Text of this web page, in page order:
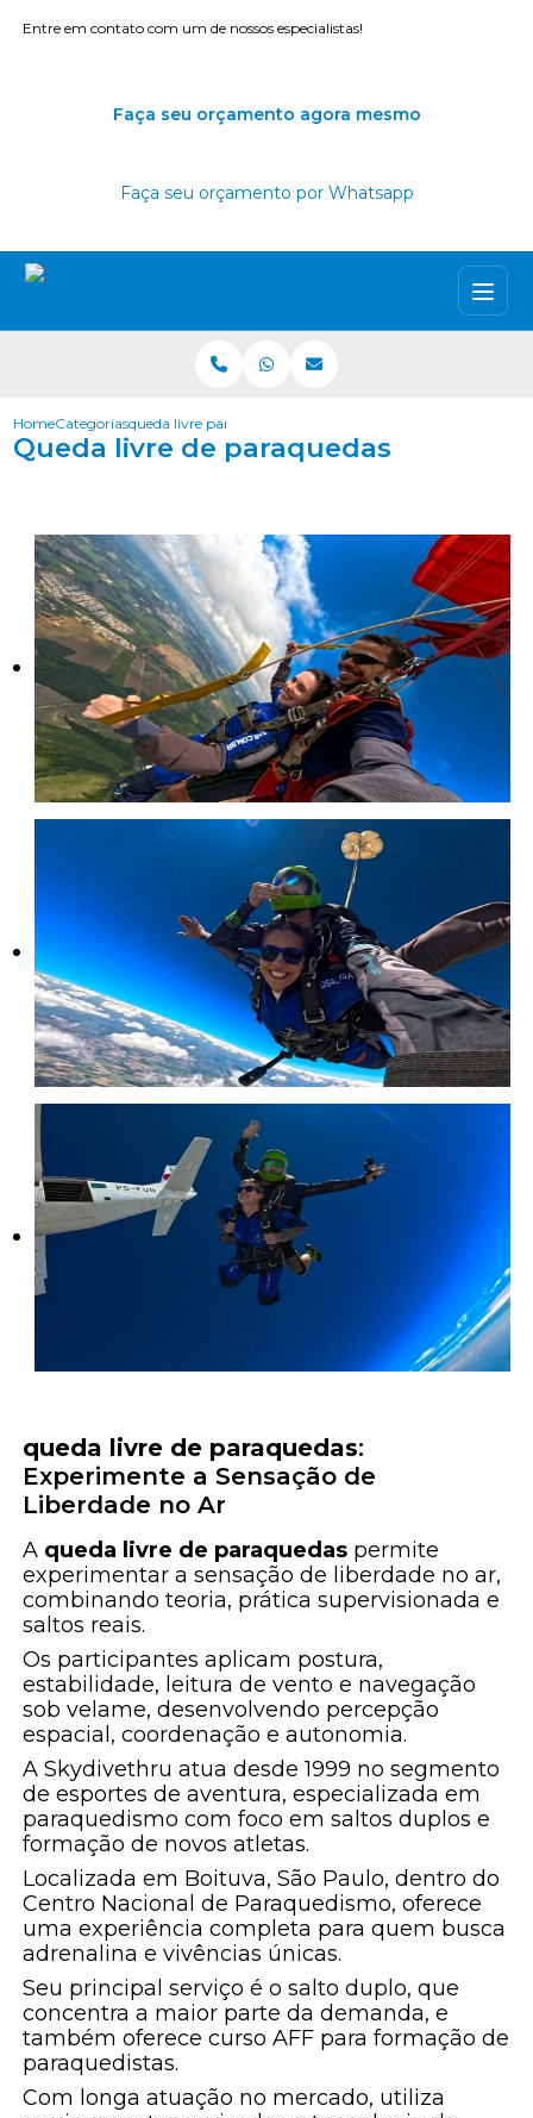
Entre em contato com um de nossos especialistas!
Faça seu orçamento agora mesmo
Faça seu orçamento por Whatsapp
HomeCategoriasqueda livre paraquedas
Queda livre de paraquedas
queda livre de paraquedas:
Experimente a Sensação de
Liberdade no Ar
A queda livre de paraquedas permite
experimentar a sensação de liberdade no ar,
combinando teoria, prática supervisionada e
saltos reais.
Os participantes aplicam postura,
estabilidade, leitura de vento e navegação
sob velame, desenvolvendo percepção
espacial, coordenação e autonomia.
A Skydivethru atua desde 1999 no segmento
de esportes de aventura, especializada em
paraquedismo com foco em saltos duplos e
formação de novos atletas.
Localizada em Boituva, São Paulo, dentro do
Centro Nacional de Paraquedismo, oferece
uma experiência completa para quem busca
adrenalina e vivências únicas.
Seu principal serviço é o salto duplo, que
concentra a maior parte da demanda, e
também oferece curso AFF para formação de
paraquedistas.
Com longa atuação no mercado, utiliza